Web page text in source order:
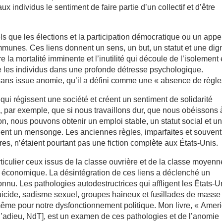
individus le sentiment de faire partie d’un collectif et d’être
que les élections et la participation démocratique ou un
Ces liens donnent un sens, un but, un statut et une
la mortalité imminente et l’inutilité qui découle de l’isolement
individus dans une profonde détresse psychologique.
issue anomie, qu’il a défini comme une « absence de
régissent une société et créent un sentiment de solidarité
exemple, que si nous travaillons dur, que nous obéissons
nous pouvons obtenir un emploi stable, un statut social et
un mensonge. Les anciennes règles, imparfaites et souvent
n’étaient pourtant pas une fiction complète aux États-Unis.
ceux issus de la classe ouvrière et de la classe
La désintégration de ces liens a déclenché un
Les pathologies autodestructrices qui affligent les États-
sadisme sexuel, groupes haineux et fusillades de masse
pour notre dysfonctionnement politique. Mon livre, «
NdT], est un examen de ces pathologies et de l’anomie